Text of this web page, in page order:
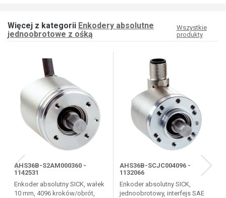
Więcej z kategorii Enkodery absolutne
jednoobrotowe z ośką
Wszystkie
produkty
AHS36B-S2AM000360 -
1142531
Enkoder absolutny SICK, wałek
10 mm, 4096 kroków/obrót,
AHS36B-SCJC004096 -
1132066
Enkoder absolutny SICK,
jednoobrotowy, interfejs SAE